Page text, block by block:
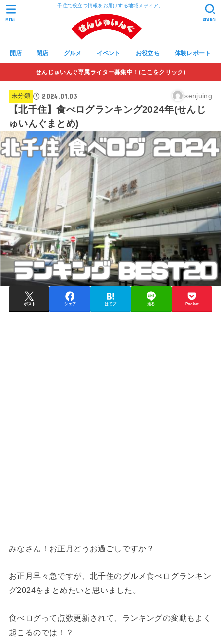
千住で役立つ情報をお届けする地域メディア。
開店 閉店 グルメ イベント お役立ち 体験レポート
SEARCH
MENU
せんじゅいんぐ専属ライター募集中！(ここをクリック)
未分類 2024.01.03 senjuing
【北千住】食べログランキング2024年(せんじ
ゅいんぐまとめ)
ポスト シェア はてブ 送る Pocket
みなさん！お正月どうお過ごしですか？
お正月早々急ですが、北千住のグルメ食べログランキン
グ2024をまとめたいと思いました。
食べログって点数更新されて、ランキングの変動もよく
起こるのでは！？